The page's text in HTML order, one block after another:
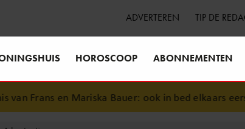
ADVERTEREN TIP DE
HOROSCOOP ABONNEMENTEN
Frans en Mariska Bauer: ook in bed elkaars eerste